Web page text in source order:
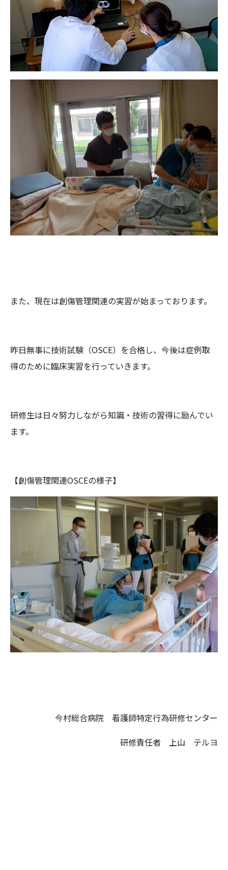
また、現在は創傷管理関連の実習が始まっております。
昨日無事に技術試験（OSCE）を合格し、今後は症例取
得のために臨床実習を行っていきます。
研修生は日々努力しながら知識・技術の習得に励んでい
ます。
【創傷管理関連OSCEの様子】
今村総合病院 看護師特定行為研修センター
研修責任者 上山 テルヨ